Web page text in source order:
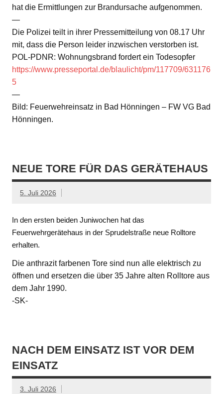
hat die Ermittlungen zur Brandursache aufgenommen.
—
Die Polizei teilt in ihrer Pressemitteilung von 08.17 Uhr
mit, dass die Person leider inzwischen verstorben ist.
POL-PDNR: Wohnungsbrand fordert ein Todesopfer
https://www.presseportal.de/blaulicht/pm/117709/631176
5
—
Bild: Feuerwehreinsatz in Bad Hönningen – FW VG Bad
Hönningen.
NEUE TORE FÜR DAS GERÄTEHAUS
5. Juli 2026
In den ersten beiden Juniwochen hat das
Feuerwehrgerätehaus in der Sprudelstraße neue Rolltore
erhalten.
Die anthrazit farbenen Tore sind nun alle elektrisch zu
öffnen und ersetzen die über 35 Jahre alten Rolltore aus
dem Jahr 1990.
-SK-
NACH DEM EINSATZ IST VOR DEM
EINSATZ
3. Juli 2026